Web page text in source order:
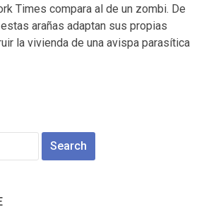
Times compara al de un zombi. De
arañas adaptan sus propias
la vivienda de una avispa parasítica